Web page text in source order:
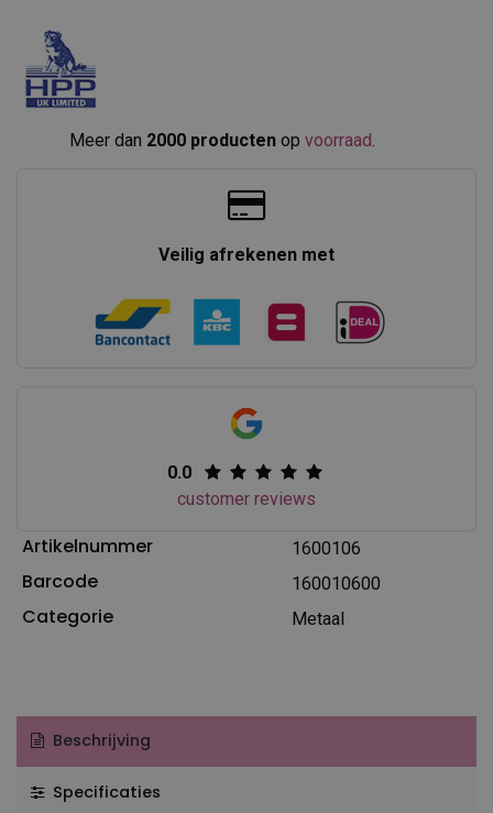
Meer dan 2000 producten op voorraad
Veilig afrekenen met
0.0
customer reviews
Artikelnummer 1600106
Barcode 160010600
Categorie Metaal
Beschrijving
Specificaties